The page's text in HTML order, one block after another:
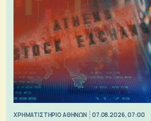
XΡΗΜΑΤΙΣΤΗΡΙΟ ΑΘΗΝΩΝ 07.08.2026, 07:00